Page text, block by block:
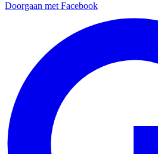
Doorgaan met Facebook